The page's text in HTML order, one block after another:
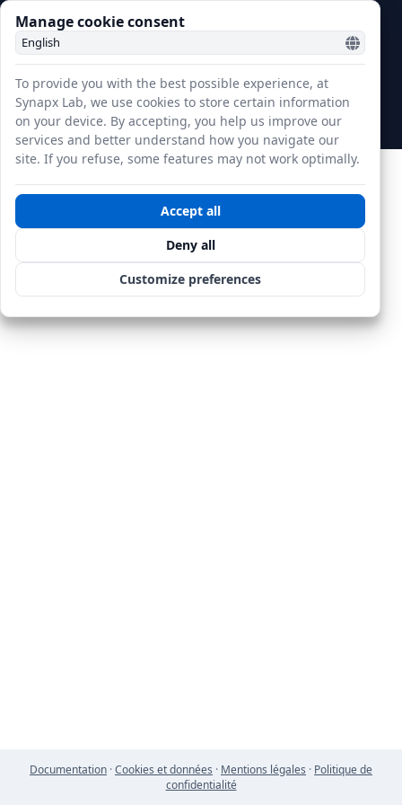
Éditeur Markdown enrichi Adliss.fr — Made in
France
OCR PDF · JSON · Twig · annotations · export PDF/DOCX
Éditeur Documentation Cookies Mentions légales
Documentation ·Cookies et données · Mentions légales · Politique de
confidentialité
Manage cookie consent
To provide you with the best possible experience, at
Synapx Lab, we use cookies to store certain information
on your device. By accepting, you help us improve our
services and better understand how you navigate our
site. If you refuse, some features may not work optimally.
Accept all
Deny all
Customize preferences